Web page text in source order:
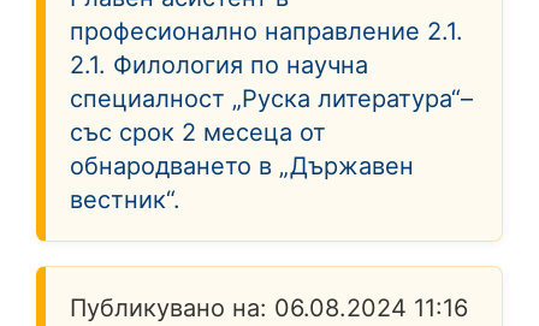
професионално направление 2.1.
2.1. Филология по научна
специалност „Руска литература“–
със срок 2 месеца от
обнародването в „Държавен
вестник“.
Публикувано на: 06.08.2024 11:16